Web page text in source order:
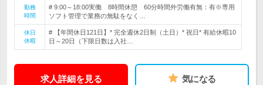
勤務
時間
# 9:00～18:00実働 8時間休憩 60分時間外労働有無：有※専用
ソフト管理で業務の無駄をなく…
休日
休暇
# 【年間休日121日】* 完全週休2日制（土日）* 祝日* 有給休暇10
日～20日（下限日数は入社…
求人詳細を見る 気になる